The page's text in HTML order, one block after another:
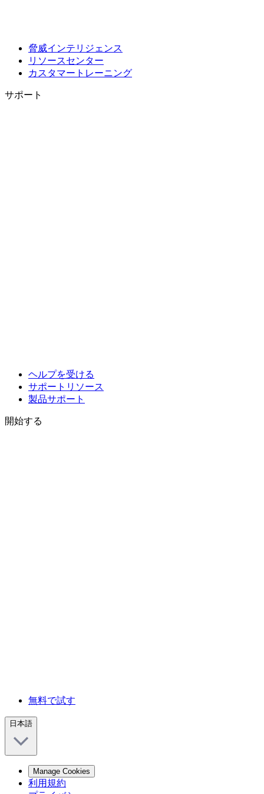
脅威インテリジェンス
リソースセンター
カスタマートレーニング
サポート
ヘルプを受ける
サポートリソース
製品サポート
開始する
無料で試す
日本語
Manage Cookies
利用規約